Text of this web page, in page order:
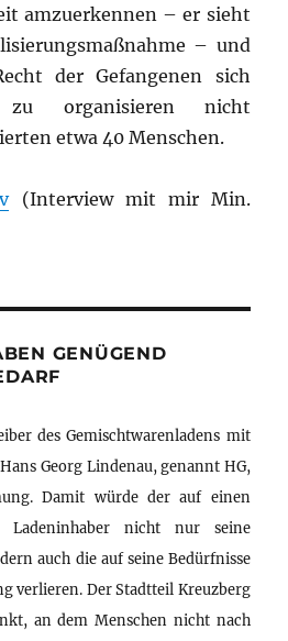
amzuerkennen – er sieht
– und
der Gefangenen sich
zu organisieren nicht
etwa 40 Menschen.
(Interview mit mir Min.
GENÜGEND
des Gemischtwarenladens mit
Georg Lindenau, genannt HG,
Damit würde der auf einen
Ladeninhaber nicht nur seine
auch die auf seine Bedürfnisse
verlieren. Der Stadtteil Kreuzberg
an dem Menschen nicht nach